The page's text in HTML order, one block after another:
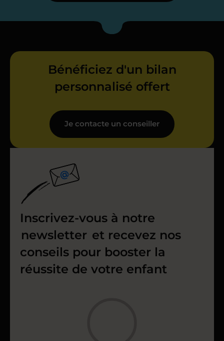
Bénéficiez d'un bilan
personnalisé offert
Je contacte un conseiller
Inscrivez-vous à notre
newsletter et recevez nos
conseils pour booster la
réussite de votre enfant